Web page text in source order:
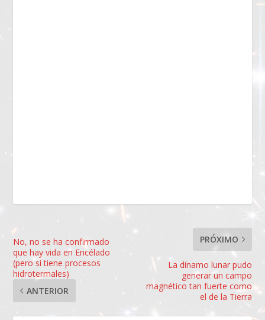
No, no se ha confirmado
que hay vida en Encélado
(pero sí tiene procesos
hidrotermales)
ANTERIOR
PRÓXIMO
La dínamo lunar pudo
generar un campo
magnético tan fuerte como
el de la Tierra